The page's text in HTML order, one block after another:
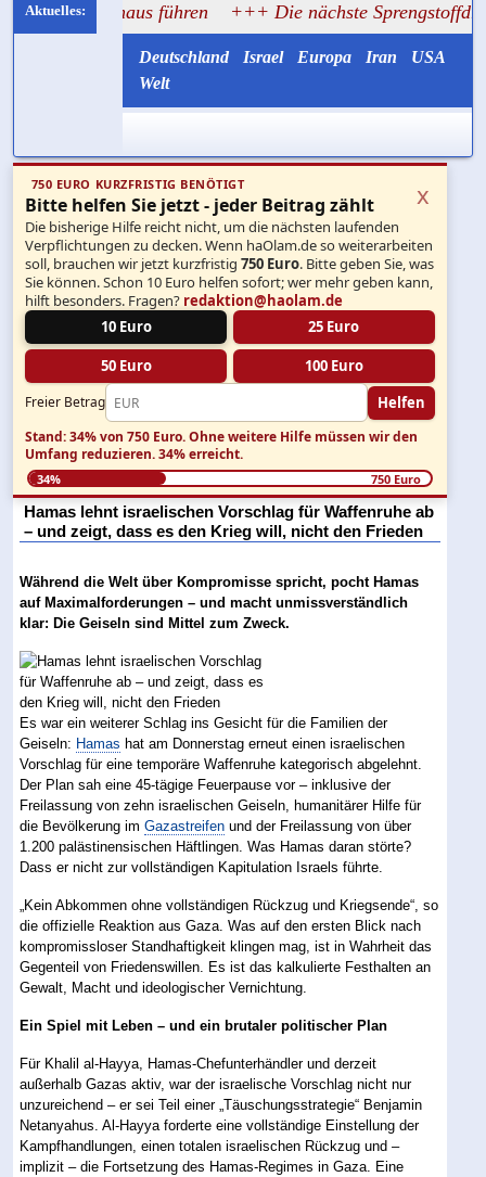
führen +++ Die nächste Sprengstoffdrohne
Deutschland Israel Europa Iran
USA
Welt
750 EURO KURZFRISTIG BENÖTIGT
Bitte helfen Sie jetzt - jeder Beitrag zählt
Die bisherige Hilfe reicht nicht, um die nächsten laufenden
Verpflichtungen zu decken. Wenn haOlam.de so weiterarbeiten
soll, brauchen wir jetzt kurzfristig750 Euro. Bitte geben Sie, was
Sie können. Schon 10 Euro helfen sofort; wer mehr geben kann,
hilft besonders. Fragen? redaktion@haolam.de
10 Euro
25 Euro
50 Euro 100 Euro
Freier Betrag Helfen
x
Stand: 34% von 750 Euro.Ohne weitere Hilfe müssen wir den
Umfang reduzieren.34% erreicht.
34% 750 Euro
Hamas lehnt israelischen Vorschlag für Waffenruhe ab
– und zeigt, dass es den Krieg will, nicht den Frieden
Während die Welt über Kompromisse spricht, pocht Hamas
auf Maximalforderungen – und macht unmissverständlich
klar: Die Geiseln sind Mittel zum Zweck.
Es war ein weiterer Schlag ins Gesicht für die Familien der
Geiseln: Hamas hat am Donnerstag erneut einen israelischen
Vorschlag für eine temporäre Waffenruhe kategorisch abgelehnt.
Der Plan sah eine 45-tägige Feuerpause vor – inklusive der
Freilassung von zehn israelischen Geiseln, humanitärer Hilfe für
die Bevölkerung imGazastreifen und der Freilassung von über
1.200 palästinensischen Häftlingen. Was Hamas daran störte?
Dass er nicht zur vollständigen Kapitulation Israels führte.
„Kein Abkommen ohne vollständigen Rückzug und Kriegsende“, so
die offizielle Reaktion aus Gaza. Was auf den ersten Blick nach
kompromissloser Standhaftigkeit klingen mag, ist in Wahrheit das
Gegenteil von Friedenswillen. Es ist das kalkulierte Festhalten an
Gewalt, Macht und ideologischer Vernichtung.
Ein Spiel mit Leben – und ein brutaler politischer Plan
Für Khalil al-Hayya, Hamas-Chefunterhändler und derzeit
außerhalb Gazas aktiv, war der israelische Vorschlag nicht nur
unzureichend – er sei Teil einer „Täuschungsstrategie“ Benjamin
Netanyahus. Al-Hayya forderte eine vollständige Einstellung der
Kampfhandlungen, einen totalen israelischen Rückzug und –
implizit – die Fortsetzung des Hamas-Regimes in Gaza. Eine